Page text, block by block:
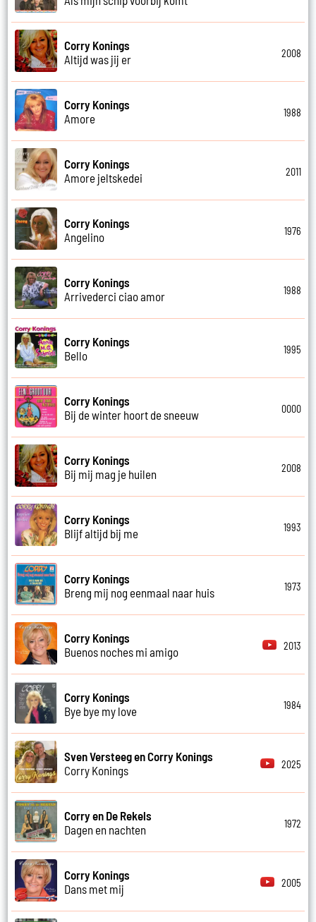
Corry Konings
Altijd was jij er
2008
Corry Konings
Amore
1988
Corry Konings
Amore jeltskedei
2011
Corry Konings
Angelino
1976
Corry Konings
Arrivederci ciao amor
1988
Corry Konings
Bello
1995
Corry Konings
Bij de winter hoort de sneeuw
0000
Corry Konings
Bij mij mag je huilen
2008
Corry Konings
Blijf altijd bij me
1993
Corry Konings
Breng mij nog eenmaal naar huis
1973
Corry Konings
Buenos noches mi amigo
2013
Corry Konings
Bye bye my love
1984
Sven Versteeg en Corry Konings
Corry Konings
2025
Corry en De Rekels
Dagen en nachten
1972
Corry Konings
Dans met mij
2005